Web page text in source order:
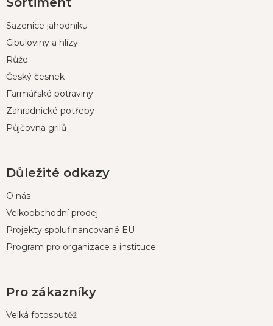
á
aSazenice jahodníku
Cibuloviny a hlízy
Růže
Český česnek
Farmářské potraviny
Zahradnické potřeby
Půjčovna grilů
Důležité odkazy
O nás
Velkoobchodní prodej
Projekty spolufinancované EU
Program pro organizace a instituce
Pro zákazníky
Velká fotosoutěž